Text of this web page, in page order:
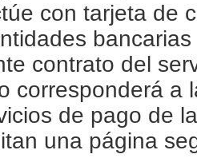
con tarjeta de
contrato del
corresponderá a
de pago de
una página